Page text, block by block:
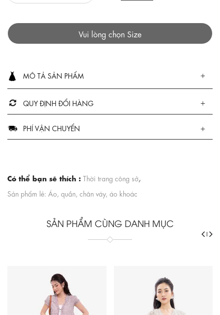
Vui lòng chọn Size
MÔ TẢ SẢN PHẨM
QUY ĐỊNH ĐỔI HÀNG
PHÍ VẬN CHUYỂN
Có thể bạn sẽ thích : Thời trang công sở,
Sản phẩm lẻ: Áo, quần, chân váy, áo khoác
SẢN PHẨM CÙNG DANH MỤC